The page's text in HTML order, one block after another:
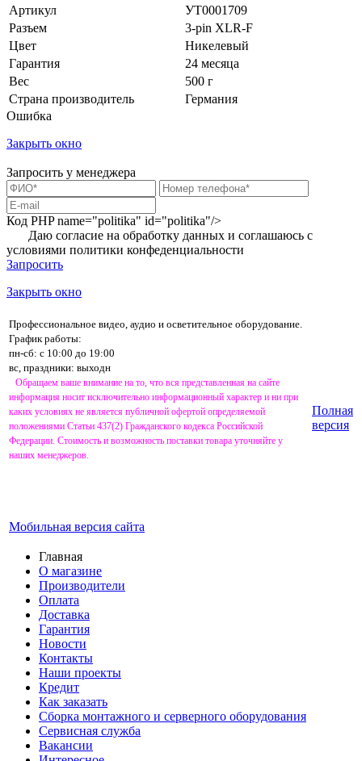
Артикул
УТ0001709
Разъем
3-pin XLR-F
Цвет
Никелевый
Гарантия
24 месяца
Вес
500 г
Страна производитель
Германия
Ошибка
Закрыть окно
Запросить у менеджера
Код PHPname="politika" id="politika"/>
Даю согласие на обработку данных и соглашаюсь с
условиями политики конфеденциальности
Запросить
Закрыть окно
Профессиональное видео, аудио и осветительное оборудование.
График работы:
пн-сб: с 10:00 до 19:00
вс, праздники: выходн
Обращаем ваше внимание на то, что вся представленная на сайте
информация носит исключительно информационный характер и ни при
каких условиях не является публичной офертой определяемой
положениями Статьи 437(2) Гражданского кодекса Российской
Федерации. Стоимость и возможность поставки товара уточняйте у
наших менеджеров.
Мобильная версия сайта
Полная
версия
Главная
О магазине
Производители
Оплата
Доставка
Гарантия
Новости
Контакты
Наши проекты
Кредит
Как заказать
Сборка монтажного и серверного оборудования
Сервисная служба
Вакансии